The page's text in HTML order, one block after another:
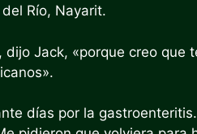
Río, Nayarit.
dijo Jack, «porque creo
días por la